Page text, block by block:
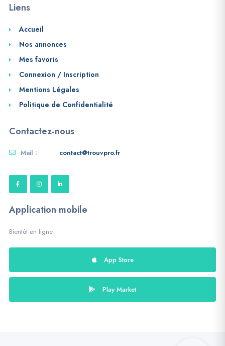
Liens
Accueil
Nos annonces
Mes favoris
Connexion / Inscription
Mentions Légales
Politique de Confidentialité
Contactez-nous
Mail : contact@trouvpro.fr
Application mobile
Bientôt en ligne
App Store
Play Market